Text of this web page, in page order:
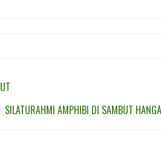
SILATURAHMI AMPHIBI DI SAMBUT